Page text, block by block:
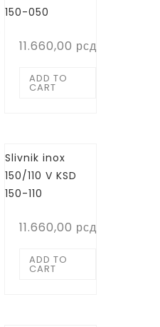
150-050
11.660,00 рсд
ADD TO
CART
Slivnik inox
150/110 V KSD
150-110
11.660,00 рсд
ADD TO
CART